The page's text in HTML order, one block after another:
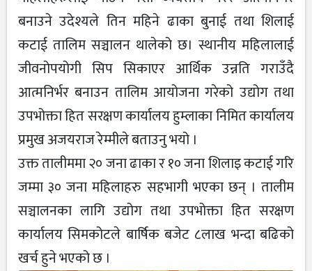
बनाउने उदेश्यले तिन महिने ढाका बुनाई तथा शिलाई
कटाई तालिम सञ्चालन थालेको छ। स्थानीय महिलालाई
जीवनोपयोगी सिप सिकाएर आर्थिक उन्नति गराउँदै
आत्मनिर्भर बनाउन तालिम आयोजना गरेको उद्योग तथा
उपभोक्ता हित सरक्षण कार्यालय हुम्लाका निमित कार्यालय
प्रमुख अजयराज रेम्मीले बताउनु भयो ।
उक्त तालीममा २० जना ढाका र १० जना शिलाइ कटाई गरि
जम्मा ३० जना महिलाहरु सहभागी भएका छन् । तालीम
सञ्चालनका लागि उद्योग तथा उपभोक्ता हित सरक्षण
कार्यालय सिमकोटले बार्षिक बजेट ८लाख भन्दा बढिको
खर्च हुने भएको छ ।